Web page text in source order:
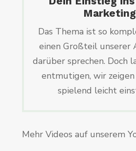
Marketing
Das Thema ist so
einen Großteil unserer
darüber sprechen. Doch
entmutigen, wir
spielend leicht
Mehr Videos auf unserem